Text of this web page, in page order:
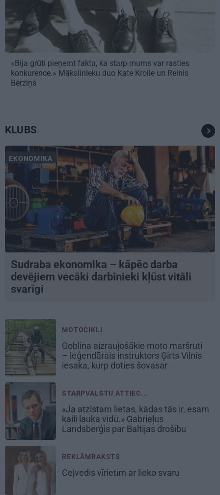
«Bija grūti pieņemt faktu, ka starp mums var rasties
konkurence.» Mākslinieku duo Kate Krolle un Reinis
Bērziņš
KLUBS
EKONOMIKA
Sudraba ekonomika – kāpēc darba
devējiem vecāki darbinieki kļūst vitāli
svarīgi
MOTOCIKLI
Goblina aizraujošākie moto maršruti
– leģendārais instruktors Ģirts Vilnis
iesaka, kurp doties šovasar
STARPVALSTU ATTIEC...
«Ja atzīstam lietas, kādas tās ir, esam
kaili lauka vidū.» Gabrieļus
Landsberģis par Baltijas drošību
REKLĀMRAKSTS
Ceļvedis vīrietim ar lieko svaru